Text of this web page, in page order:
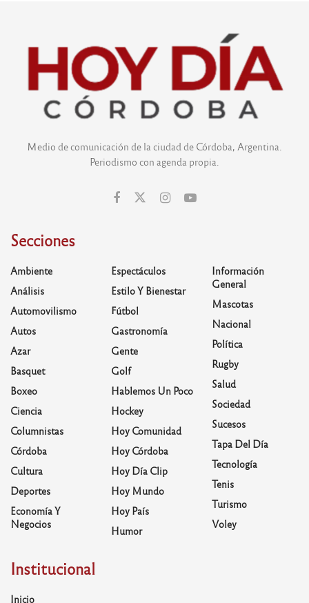
Medio de comunicación de la ciudad de Córdoba, Argentina.
Periodismo con agenda propia.
Secciones
Ambiente
Análisis
Automovilismo
Autos
Azar
Basquet
Boxeo
Ciencia
Columnistas
Córdoba
Cultura
Deportes
Economía Y
Negocios
Espectáculos
Estilo Y Bienestar
Fútbol
Gastronomía
Gente
Golf
Hablemos Un Poco
Hockey
Hoy Comunidad
Hoy Córdoba
Hoy Día Clip
Hoy Mundo
Hoy País
Humor
Información
General
Mascotas
Nacional
Política
Rugby
Salud
Sociedad
Sucesos
Tapa Del Día
Tecnología
Tenis
Turismo
Voley
Institucional
Inicio